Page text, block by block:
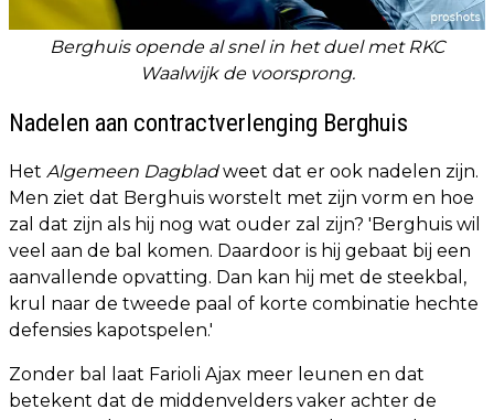
Berghuis opende al snel in het duel met RKC
Waalwijk de voorsprong.
Nadelen aan contractverlenging Berghuis
Het Algemeen Dagbladweet dat er ook nadelen zijn.
Men ziet dat Berghuis worstelt met zijn vorm en hoe
zal dat zijn als hij nog wat ouder zal zijn? 'Berghuis wil
veel aan de bal komen. Daardoor is hij gebaat bij een
aanvallende opvatting. Dan kan hij met de steekbal,
krul naar de tweede paal of korte combinatie hechte
defensies kapotspelen.'
Zonder bal laat Farioli Ajax meer leunen en dat
betekent dat de middenvelders vaker achter de